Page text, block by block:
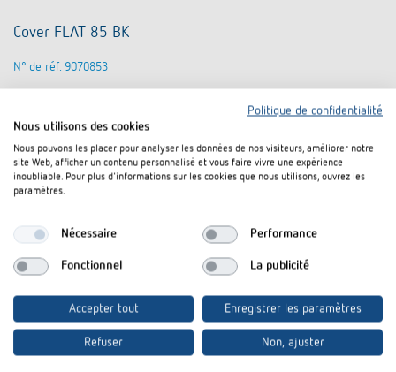
Cover FLAT 85 BK
N° de réf. 9070853
Rajouter au panier de documents
Politique de confidentialité
Nous utilisons des cookies
Nous pouvons les placer pour analyser les données de nos visiteurs, améliorer notre
site Web, afficher un contenu personnalisé et vous faire vivre une expérience
inoubliable. Pour plus d'informations sur les cookies que nous utilisons, ouvrez les
paramètres.
Nécessaire Performance
Fonctionnel La publicité
Accepter tout Enregistrer les paramètres
Refuser Non, ajuster